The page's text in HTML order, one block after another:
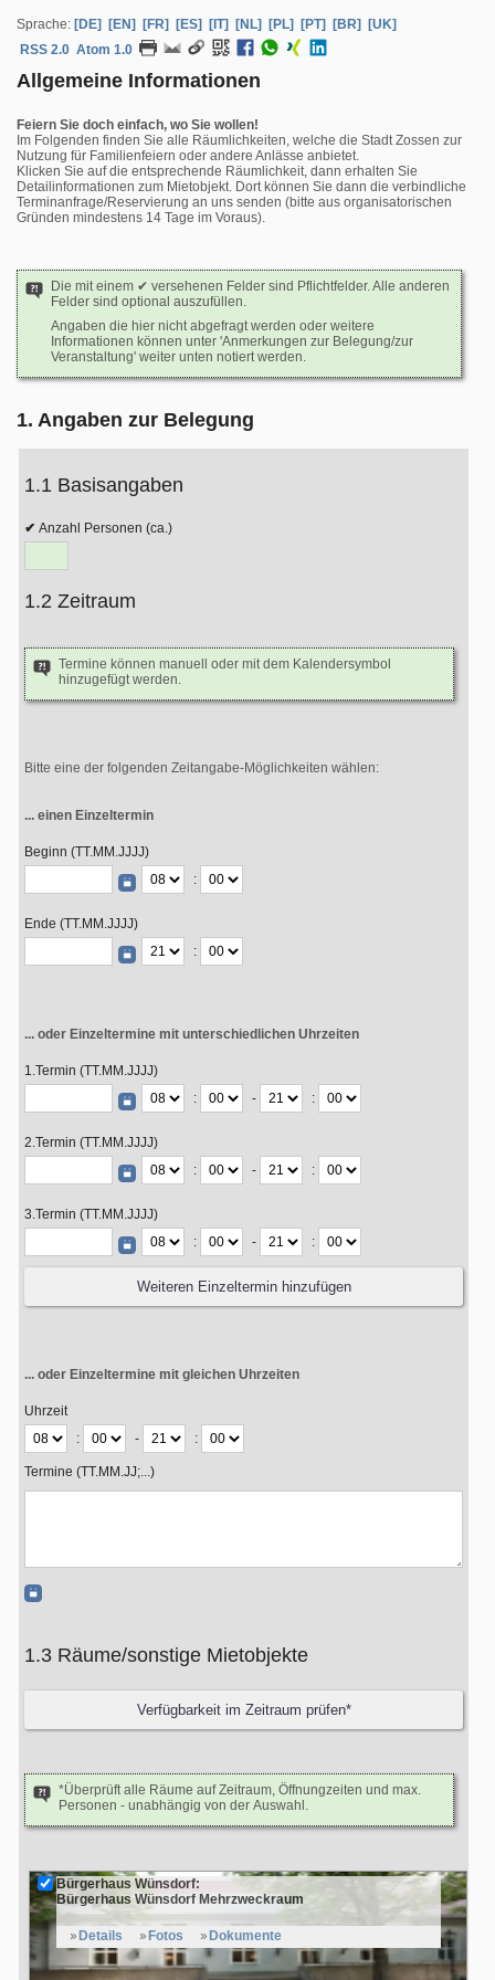
Sprache: [DE] [EN] [FR] [ES] [IT] [NL] [PL] [PT] [BR]
[UK]
RSS 2.0 Atom 1.0
Allgemeine Informationen
Feiern Sie doch einfach, wo Sie wollen!
Im Folgenden finden Sie alle Räumlichkeiten, welche die Stadt Zossen zur
Nutzung für Familienfeiern oder andere Anlässe anbietet.
Klicken Sie auf die entsprechende Räumlichkeit, dann erhalten Sie
Detailinformationen zum Mietobjekt. Dort können Sie dann die verbindliche
Terminanfrage/Reservierung an uns senden (bitte aus organisatorischen
Gründen mindestens 14 Tage im Voraus).
Die mit einem ✔ versehenen Felder sind Pflichtfelder. Alle anderen
Felder sind optional auszufüllen.
Angaben die hier nicht abgefragt werden oder weitere
Informationen können unter 'Anmerkungen zur Belegung/zur
Veranstaltung' weiter unten notiert werden.
1. Angaben zur Belegung
1.1 Basisangaben
Anzahl Personen (ca.)
1.2 Zeitraum
Termine können manuell oder mit dem Kalendersymbol
hinzugefügt werden.
Bitte eine der folgenden Zeitangabe-Möglichkeiten wählen:
... einen Einzeltermin
Beginn (TT.MM.JJJJ)
:
Ende (TT.MM.JJJJ)
:
... oder Einzeltermine mit unterschiedlichen Uhrzeiten
1.Termin (TT.MM.JJJJ)
:
- :
2.Termin (TT.MM.JJJJ)
:
- :
3.Termin (TT.MM.JJJJ)
:
- :
... oder Einzeltermine mit gleichen Uhrzeiten
Uhrzeit
:
- :
Termine (TT.MM.JJ;...)
1.3 Räume/sonstige Mietobjekte
*Überprüft alle Räume auf Zeitraum, Öffnungzeiten und max.
Personen - unabhängig von der Auswahl.
Bürgerhaus Wünsdorf:
Bürgerhaus Wünsdorf Mehrzweckraum
Details Fotos Dokumente